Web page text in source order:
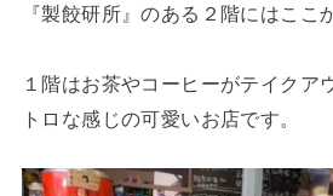
『製餃研所』のある２階にはここ
１階はお茶やコーヒーがテイクア
トロな感じの可愛いお店です。